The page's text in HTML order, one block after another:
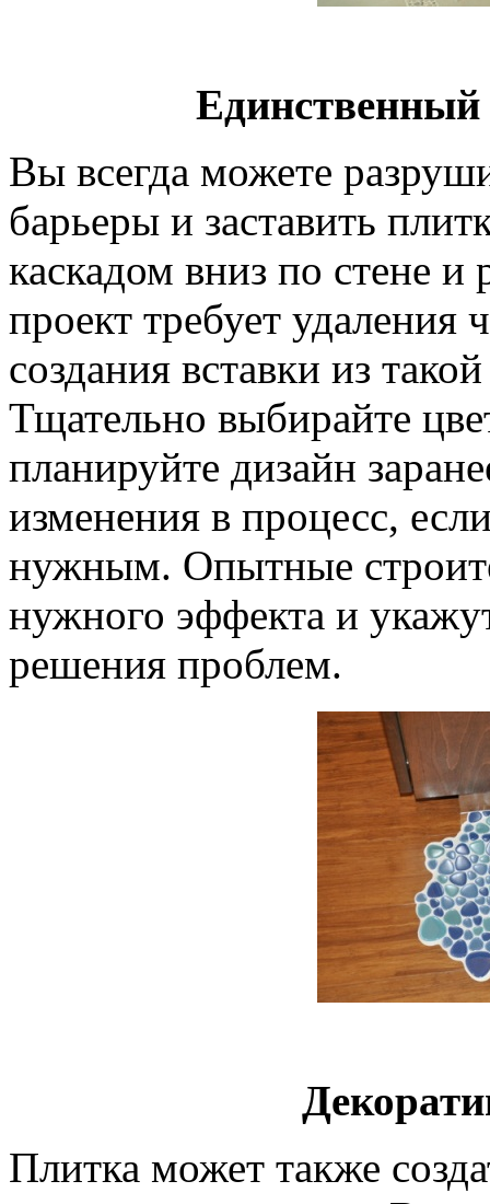
Единственный
Вы всегда можете
барьеры и заставить
каскадом вниз по стене
проект требует удаления
создания вставки из
Тщательно выбирайте
планируйте дизайн
изменения в процесс,
нужным. Опытные
нужного эффекта и
решения проблем.
Плитка может также